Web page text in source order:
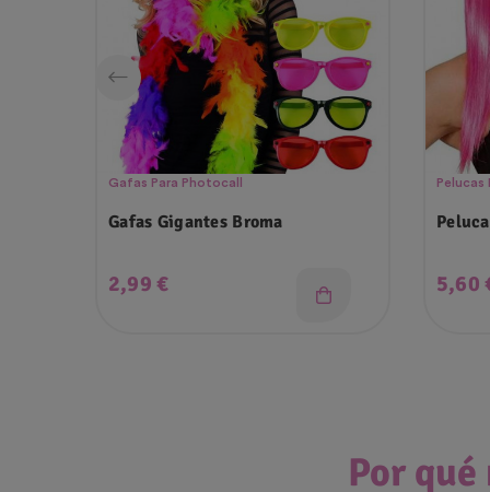
Gafas Para Photocall
Gafas Gigantes Broma
Precio
2,99 €
Pelucas
5,60
Por